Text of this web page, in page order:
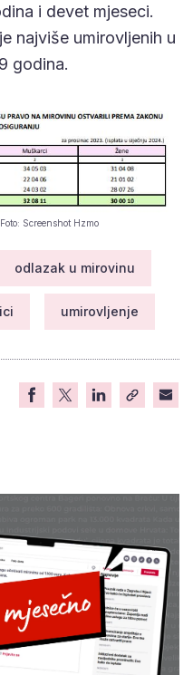
i devet mjeseci.
najviše umirovljenih u
godina.
Screenshot Hzmo
odlazak u mirovinu
umirovljenje